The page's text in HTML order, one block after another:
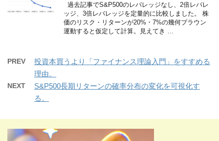
過去記事でS&P500のレバレッジなし、2倍レバレ
ッジ、3倍レバレッジを定量的に比較しました。 株
価のリスク・リターンが20%・7%の幾何ブラウン
運動すると仮定して計算。見えてき …
PREV
投資本買うより「ファイナンス理論入門」をすすめる
理由。
NEXT
S&P500長期リターンの確率分布の変化を可視化す
る。